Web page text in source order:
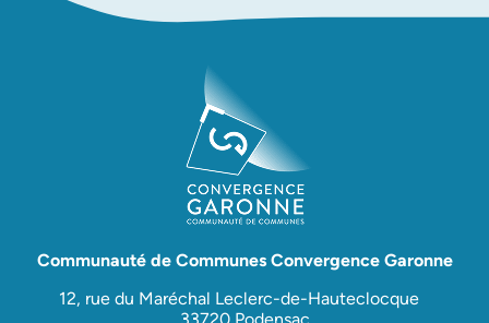
Communauté de Communes Convergence Garonne
12, rue du Maréchal Leclerc-de-Hauteclocque